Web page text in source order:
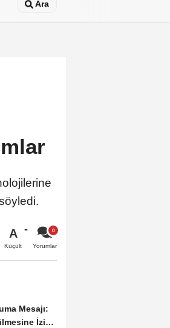
Ara
A
Küçült Yorumlar
Mesajı:
İzin